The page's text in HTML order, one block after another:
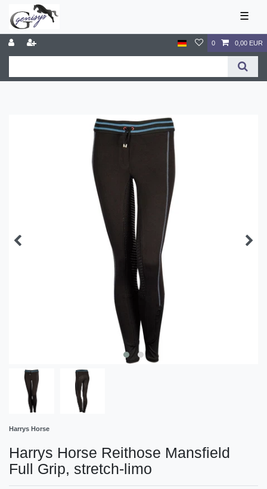
☰
0 0,00 EUR
Harrys Horse
Harrys Horse Reithose Mansfield
Full Grip, stretch-limo